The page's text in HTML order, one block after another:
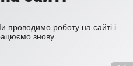
проводимо роботу на сайті і
знову.